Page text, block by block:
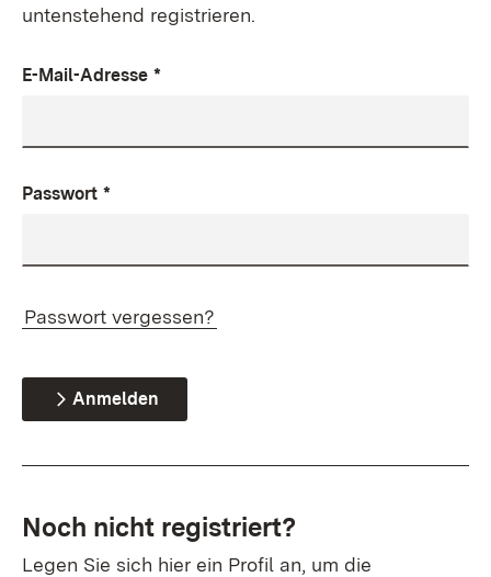
untenstehend registrieren.
E-Mail-Adresse *
Passwort *
Passwort vergessen?
Anmelden
Noch nicht registriert?
Legen Sie sich hier ein Profil an, um die